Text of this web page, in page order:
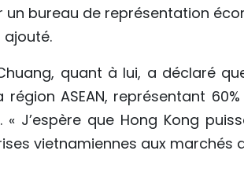
un bureau de représentation
quant à lui, a déclaré
région ASEAN, représentant
« J’espère que Hong Kong
vietnamiennes aux marchés